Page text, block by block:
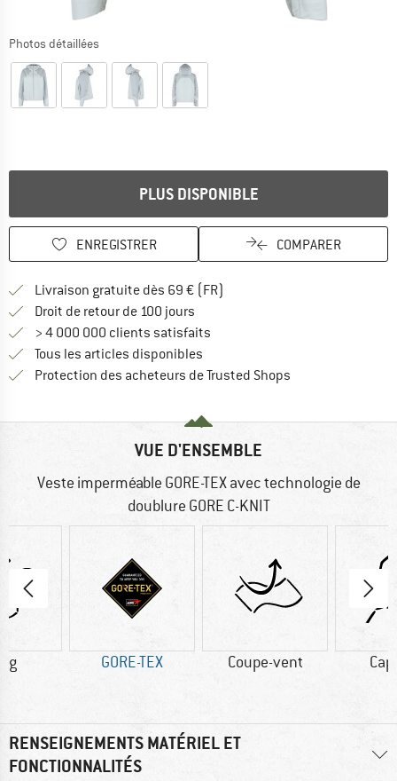
Photos détaillées
PLUS DISPONIBLE
ENREGISTRER COMPARER
Livraison gratuite dès 69 € (FR)
Droit de retour de 100 jours
> 4 000 000 clients satisfaits
Tous les articles disponibles
Protection des acheteurs de Trusted Shops
VUE D'ENSEMBLE
Veste imperméable GORE-TEX avec technologie de
doublure GORE C-KNIT
g GORE-TEX Coupe-vent
RENSEIGNEMENTS MATÉRIEL ET
FONCTIONNALITÉS